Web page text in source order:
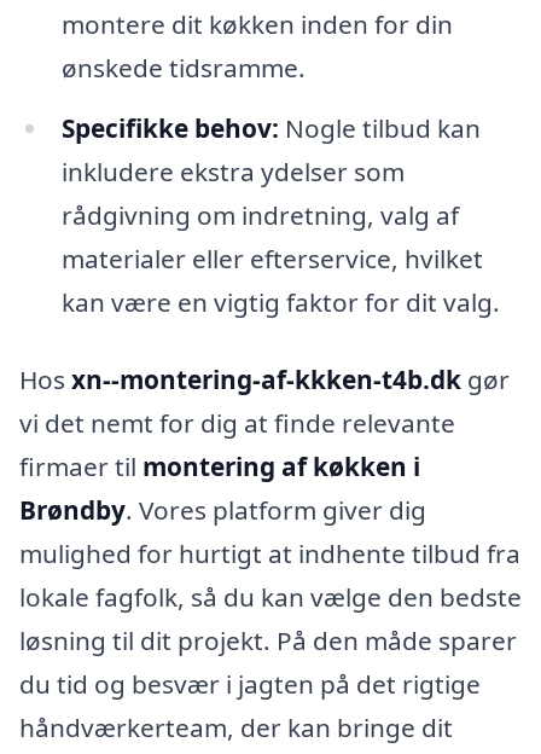
montere dit køkken inden for din
ønskede tidsramme.
Specifikke behov: Nogle tilbud kan
inkludere ekstra ydelser som
rådgivning om indretning, valg af
materialer eller efterservice, hvilket
kan være en vigtig faktor for dit valg.
Hos xn--montering-af-kkken-t4b.dk gør
vi det nemt for dig at finde relevante
firmaer til montering af køkken i
Brøndby. Vores platform giver dig
mulighed for hurtigt at indhente tilbud fra
lokale fagfolk, så du kan vælge den bedste
løsning til dit projekt. På den måde sparer
du tid og besvær i jagten på det rigtige
håndværkerteam, der kan bringe dit